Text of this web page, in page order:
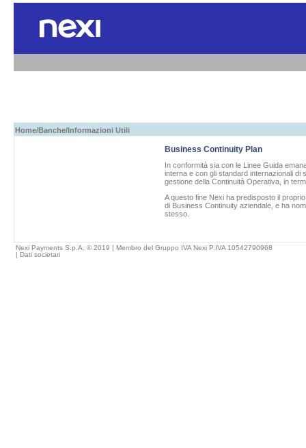
Home/Banche/Informazioni Utili
Business Continuity Plan
In conformità sia con le Linee Guida
interna e con gli standard internazionali di
gestione della Continuità Operativa, in
A questo fine Nexi ha predisposto il
di Business Continuity aziendale, e ha
stesso.
Nexi Payments S.p.A. © 2019 | Membro del Gruppo IVA Nexi P.IVA 10542790968
| Dati societari